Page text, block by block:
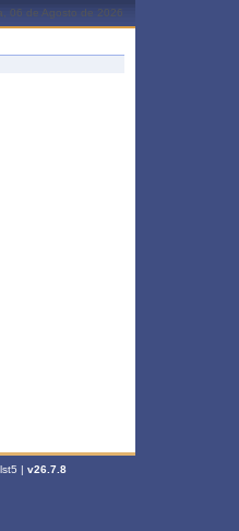
06 de Agosto de 2026
| v26.7.8